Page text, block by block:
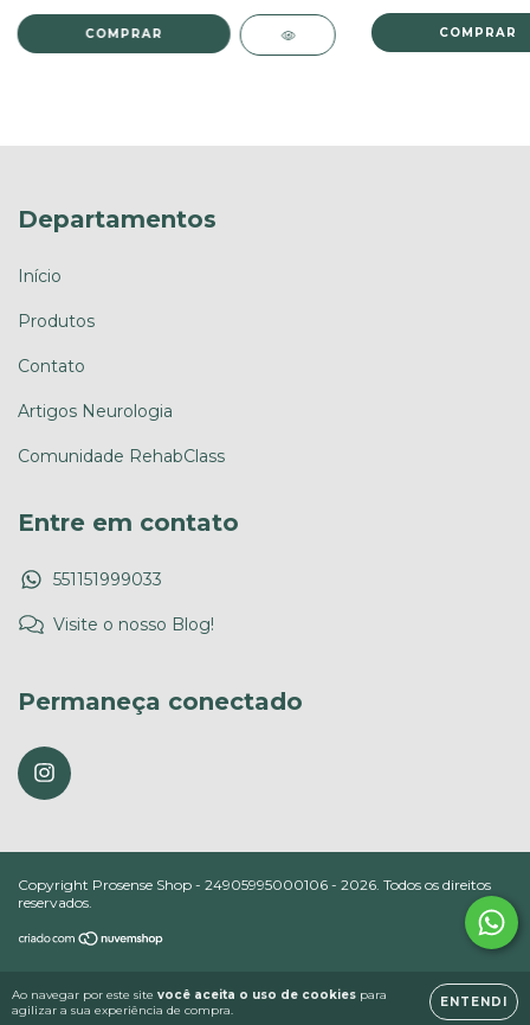
Ao navegar por este site você aceita o uso de cookies para
agilizar a sua experiência de compra.
ENTENDI
COMPRAR COMPRAR
Departamentos
Início
Produtos
Contato
Artigos Neurologia
Comunidade RehabClass
Entre em contato
551151999033
Visite o nosso Blog!
Permaneça conectado
Copyright Prosense Shop - 24905995000106 - 2026. Todos os direitos
reservados.